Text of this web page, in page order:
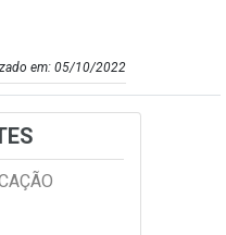
em: 05/10/2022